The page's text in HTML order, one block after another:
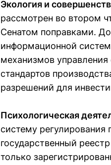
Экология и
рассмотрен во втором
Сенатом поправками.
информационной
механизмов
стандартов
разрешений для
Психологическая
систему
государственный
только